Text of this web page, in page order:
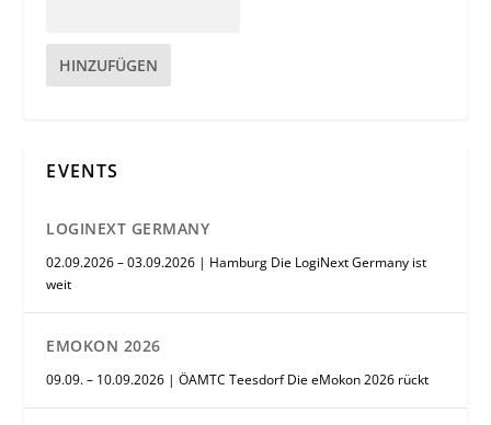
HINZUFÜGEN
EVENTS
LOGINEXT GERMANY
02.09.2026 – 03.09.2026 | Hamburg Die LogiNext Germany ist
weit
EMOKON 2026
09.09. – 10.09.2026 | ÖAMTC Teesdorf Die eMokon 2026 rückt